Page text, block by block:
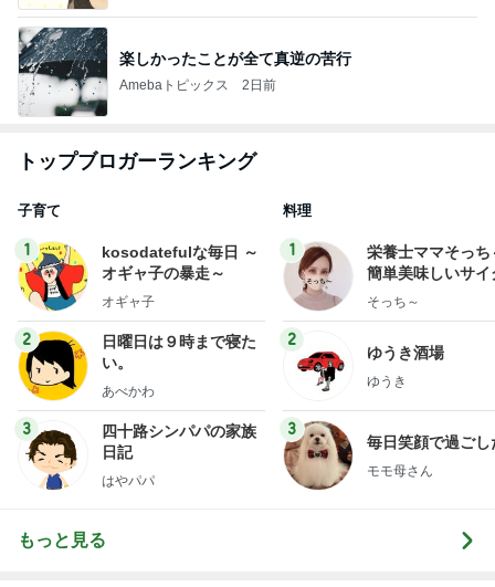
楽しかったことが全て真逆の苦行
Amebaトピックス 2日前
トップブロガーランキング
子育て
1
kosodatefulな毎日 ～
オギャ子の暴走～
オギャ子
2
日曜日は９時まで寝た
い。
あべかわ
3
四十路シンパパの家族
日記
はやパパ
料理
1
栄養士ママそっち
簡単美味しいサイ
献立
そっち～
2
ゆうき酒場
ゆうき
3
毎日笑顔で過ごし
モモ母さん
もっと見る